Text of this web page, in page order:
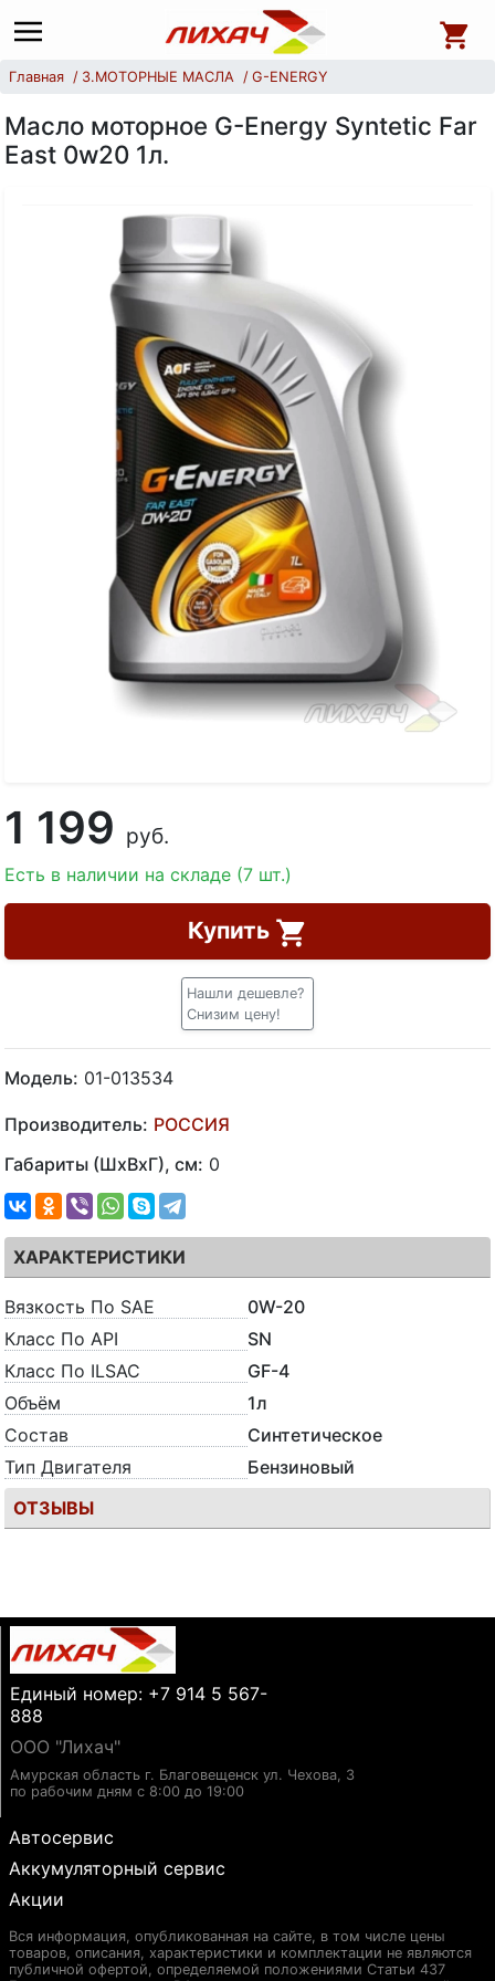
Главная 3.МОТОРНЫЕ МАСЛА G-ENERGY
Масло моторное G-Energy Syntetic Far
East 0w20 1л.
1 199 руб.
Есть в наличии на складе (7 шт.)
Купить
Нашли дешевле?
Снизим цену!
Модель: 01-013534
Производитель: РОССИЯ
Габариты (ШхВхГ), см: 0
ХАРАКТЕРИСТИКИ
Вязкость По SAE
0W-20
Класс По API
SN
Класс По ILSAC
GF-4
Объём
1л
Состав
Синтетическое
Тип Двигателя
Бензиновый
ОТЗЫВЫ
Единый номер: +7 914 5 567-
888
ООО "Лихач"
Амурская область г. Благовещенск ул. Чехова, 3
по рабочим дням с 8:00 до 19:00
Автосервис
Аккумуляторный сервис
Акции
Вся информация, опубликованная на сайте, в том числе цены
товаров, описания, характеристики и комплектации не являются
публичной офертой, определяемой положениями Статьи 437